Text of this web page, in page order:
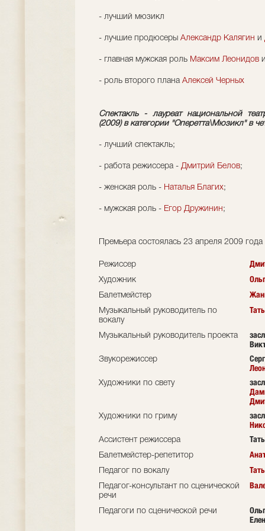
- лучший мюзикл
- лучшие продюсеры Александр Калягин и
- главная мужская роль Максим Леонидов
- роль второго плана Алексей Черных
Спектакль - лауреат национальной
(2009) в категории "Оперетта\Мюзикл" в
- лучший спектакль;
- работа режиссера - Дмитрий Белов;
- женская роль - Наталья Благих;
- мужская роль - Егор Дружинин;
Премьера состоялась 23 апреля 2009 года
Режиссер
Художник
Балетмейстер
Музыкальный руководитель по
вокалу
Музыкальный руководитель проекта
Звукорежиссер
Художники по свету
Художники по гриму
Ассистент режиссера
Балетмейстер-репетитор
Педагог по вокалу
Педагог-консультант по сценической
речи
Педагоги по сценической речи